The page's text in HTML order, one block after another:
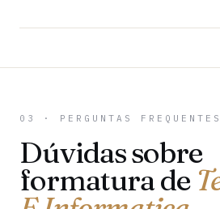
03 · PERGUNTAS FREQUENTES
Dúvidas sobre
formatura de